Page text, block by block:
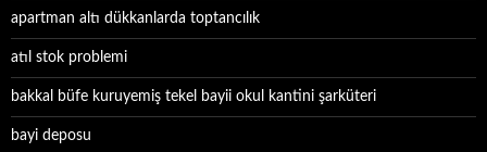
apartman altı dükkanlarda toptancılık
atıl stok problemi
bakkal büfe kuruyemiş tekel bayii okul kantini şarküteri
bayi deposu